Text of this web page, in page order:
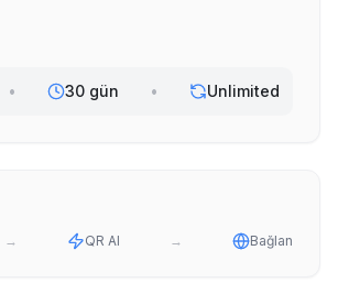
• 30 gün • Unlimited
→ QR Al → Bağlan